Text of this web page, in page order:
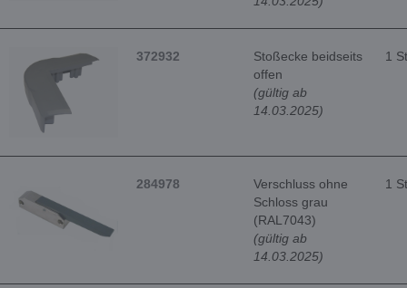
372932
Stoßecke beidseits
offen
(gültig ab
14.03.2025)
1
284978
Verschluss ohne
Schloss grau
(RAL7043)
(gültig ab
14.03.2025)
1